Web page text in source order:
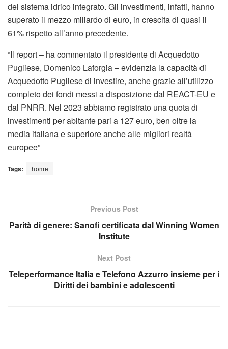
del sistema idrico integrato. Gli investimenti, infatti, hanno
superato il mezzo miliardo di euro, in crescita di quasi il
61% rispetto all’anno precedente.
“Il report – ha commentato il presidente di Acquedotto
Pugliese, Domenico Laforgia – evidenzia la capacità di
Acquedotto Pugliese di investire, anche grazie all’utilizzo
completo dei fondi messi a disposizione dal REACT-EU e
dal PNRR. Nel 2023 abbiamo registrato una quota di
investimenti per abitante pari a 127 euro, ben oltre la
media italiana e superiore anche alle migliori realtà
europee”
Tags: home
Previous Post
Parità di genere: Sanofi certificata dal Winning Women
Institute
Next Post
Teleperformance Italia e Telefono Azzurro insieme per i
Diritti dei bambini e adolescenti